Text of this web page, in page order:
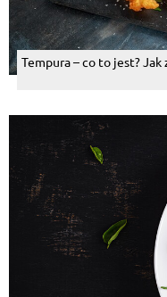
Tempura – co to jest? Jak